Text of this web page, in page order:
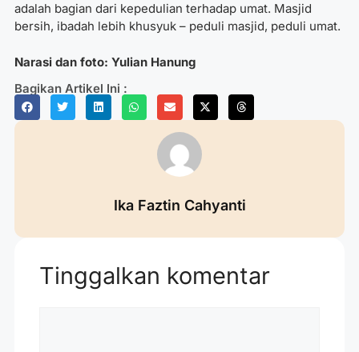
adalah bagian dari kepedulian terhadap umat. Masjid
bersih, ibadah lebih khusyuk – peduli masjid, peduli umat.
Narasi dan foto: Yulian Hanung
Bagikan Artikel Ini :
Ika Faztin Cahyanti
Tinggalkan komentar